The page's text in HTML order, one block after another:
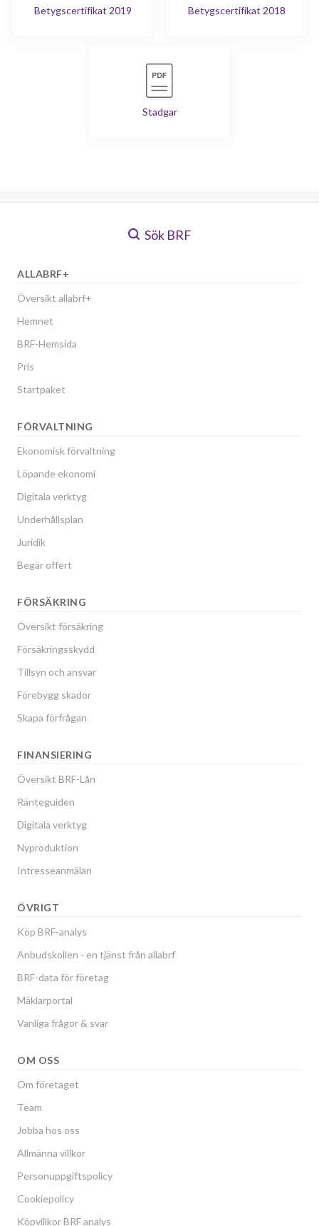
Betygscertifikat 2019 Betygscertifikat 2018
Stadgar
Sök BRF
ALLABRF+
Översikt allabrf+
Hemnet
BRF-Hemsida
Pris
Startpaket
FÖRVALTNING
Ekonomisk förvaltning
Löpande ekonomi
Digitala verktyg
Underhållsplan
Juridik
Begär offert
FÖRSÄKRING
Översikt försäkring
Försäkringsskydd
Tillsyn och ansvar
Förebygg skador
Skapa förfrågan
FINANSIERING
Översikt BRF-Lån
Ränteguiden
Digitala verktyg
Nyproduktion
Intresseanmälan
ÖVRIGT
Köp BRF-analys
Anbudskollen - en tjänst från allabrf
BRF-data för företag
Mäklarportal
Vanliga frågor & svar
OM OSS
Om företaget
Team
Jobba hos oss
Allmänna villkor
Personuppgiftspolicy
Cookiepolicy
Köpvillkor BRF analys